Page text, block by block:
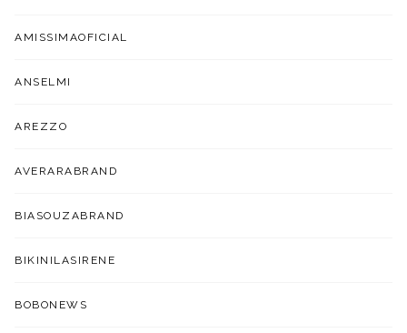
AMISSIMAOFICIAL
ANSELMI
AREZZO
AVERARABRAND
BIASOUZABRAND
BIKINILASIRENE
BOBONEWS